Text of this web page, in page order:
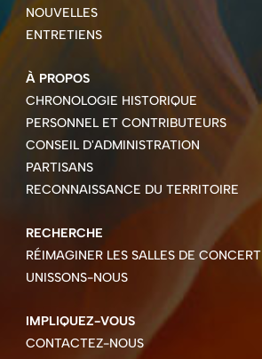
NOUVELLES
ENTRETIENS
À PROPOS
CHRONOLOGIE HISTORIQUE
PERSONNEL ET CONTRIBUTEURS
CONSEIL D'ADMINISTRATION
PARTISANS
RECONNAISSANCE DU TERRITOIRE
RECHERCHE
RÉIMAGINER LES SALLES DE CONCERT
UNISSONS-NOUS
IMPLIQUEZ-VOUS
CONTACTEZ-NOUS